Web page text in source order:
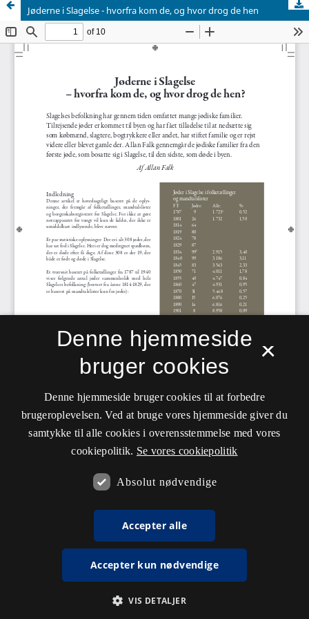
Jøderne i Slagelse - hvorfra kom de, og hvor drog de hen
×
Denne hjemmeside
bruger cookies
Denne hjemmeside bruger cookies til at forbedre
brugeroplevelsen. Ved at bruge vores hjemmeside giver du
samtykke til alle cookies i overensstemmelse med vores
cookiepolitik. Se vores cookiepolitik
Absolut nødvendige
Accepter alle
Accepter kun nødvendige
VIS DETALJER